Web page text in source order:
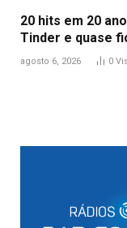
20 hits em 20
Tinder e quase
agosto 6, 2026 0